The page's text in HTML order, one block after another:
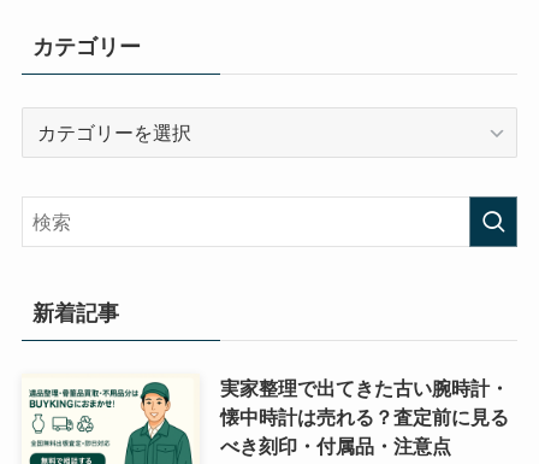
カテゴリー
リ
ー
新着記事
実家整理で出てきた古い腕時計・
懐中時計は売れる？査定前に見る
べき刻印・付属品・注意点